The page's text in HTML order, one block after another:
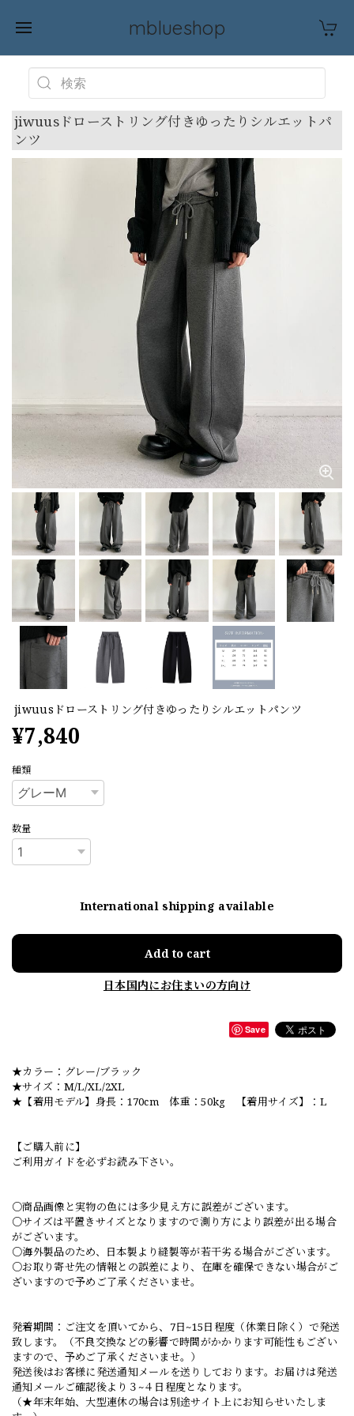
mblueshop
jiwuusドローストリング付きゆったりシルエットパ
ンツ
jiwuusドローストリング付きゆったりシルエットパンツ
¥7,840
種類
数量
International shipping available
Add to cart
日本国内にお住まいの方向け
Save
★カラー：グレー/ブラック
★サイズ：M/L/XL/2XL
★【着用モデル】身長：170cm 体重：50kg 【着用サイズ】：L
【ご購入前に】
ご利用ガイドを必ずお読み下さい。
○商品画像と実物の色には多少見え方に誤差がございます。
○サイズは平置きサイズとなりますので測り方により誤差が出る場合
がございます。
○海外製品のため、日本製より縫製等が若干劣る場合がございます。
○お取り寄せ先の情報との誤差により、在庫を確保できない場合がご
ざいますので予めご了承くださいませ。
発着期間：ご注文を頂いてから、7日~15日程度（休業日除く）で発送
致します。（不良交換などの影響で時間がかかります可能性もござい
ますので、予めご了承くださいませ。）
発送後はお客様に発送通知メールを送りしております。お届けは発送
通知メールご確認後より３~４日程度となります。
（★年末年始、大型連休の場合は別途サイト上にお知らせいたしま